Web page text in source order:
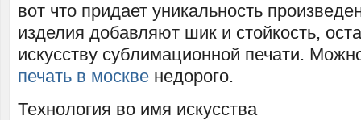
вот что придает уникальность
изделия добавляют шик и стойкость,
искусству сублимационной печати.
печать в москве недорого.
Технология во имя искусства